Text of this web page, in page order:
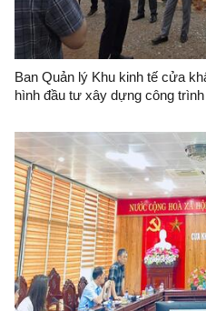
Ban Quản lý Khu kinh tế cửa
hình đầu tư xây dựng công